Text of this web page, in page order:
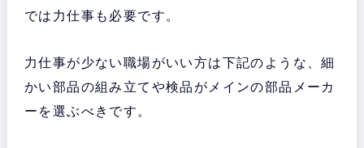
では力仕事も必要です。
力仕事が少ない職場がいい方は下記のような、細
かい部品の組み立てや検品がメインの部品メーカ
ーを選ぶべきです。